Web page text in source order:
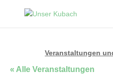
Veranstaltungen
« Alle Veranstaltungen